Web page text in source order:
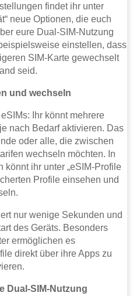
findet ihr unter
neue Optionen, die euch
eure Dual-SIM-Nutzung
einstellen, dass
SIM-Karte gewechselt
seid.
und wechseln
Ihr könnt mehrere
nach Bedarf aktivieren. Das
oder alle, die zwischen
wechseln möchten. In
könnt ihr unter „eSIM-Profile
Profile einsehen und
nur wenige Sekunden und
des Geräts. Besonders
ermöglichen es
direkt über ihre Apps zu
Dual-SIM-Nutzung